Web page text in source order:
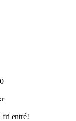
fri entré!